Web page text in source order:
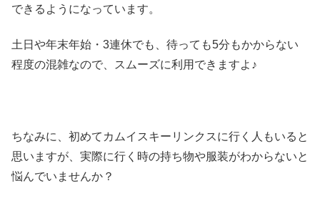
できるようになっています。
土日や年末年始・3連休でも、待っても5分もかからない
程度の混雑なので、スムーズに利用できますよ♪
ちなみに、初めてカムイスキーリンクスに行く人もいると
思いますが、実際に行く時の持ち物や服装がわからないと
悩んでいませんか？